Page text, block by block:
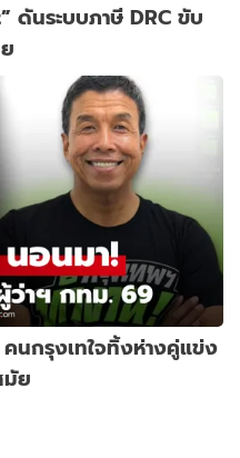
ดันระบบภาษี DRC ขับ
นกรุงเทใจทิ้งห่างคู่แข่ง
มัย